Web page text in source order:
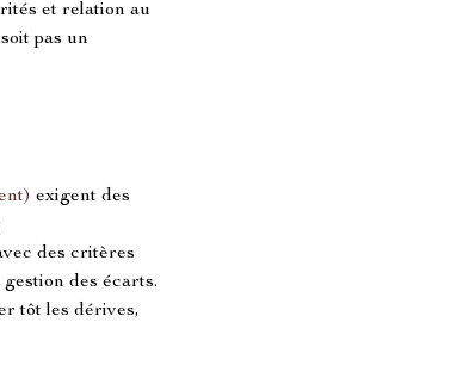
et relation au
pas un
exigent des
des critères
des écarts.
tôt les dérives,